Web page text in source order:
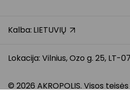
Atsiliepimai
Dovanų kortelės bendrosios
Klientų aptarnavimo
Facebook
TikTok
Kalba: LIETUVIŲ
Lokacija: Vilnius, Ozo g. 25, LT-
© 2026 AKROPOLIS. Visos